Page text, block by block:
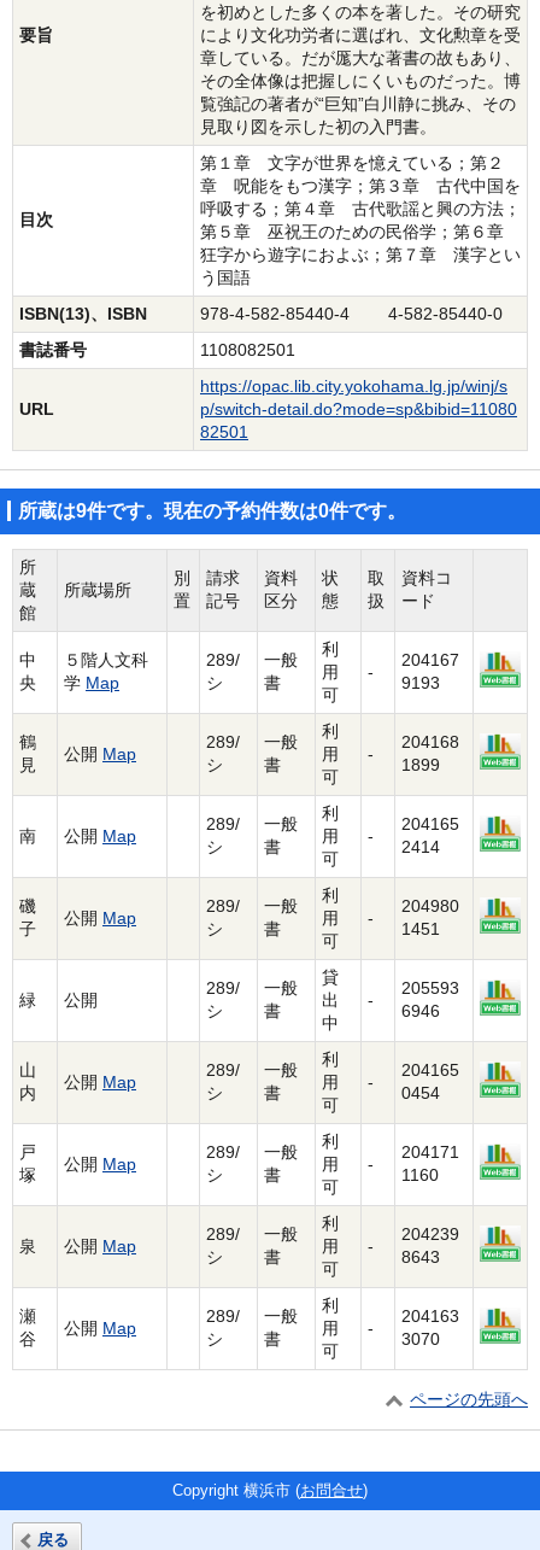
要旨
を初めとした多くの本を著した。その研究
により文化功労者に選ばれ、文化勲章を受
章している。だが厖大な著書の故もあり、
その全体像は把握しにくいものだった。博
覧強記の著者が“巨知”白川静に挑み、その
見取り図を示した初の入門書。
目次
第１章 文字が世界を憶えている；第２
章 呪能をもつ漢字；第３章 古代中国を
呼吸する；第４章 古代歌謡と興の方法；
第５章 巫祝王のための民俗学；第６章
狂字から遊字におよぶ；第７章 漢字とい
う国語
ISBN(13)、ISBN
978-4-582-85440-4 4-582-85440-0
書誌番号
1108082501
URL
https://opac.lib.city.yokohama.lg.jp/winj/s
p/switch-detail.do?mode=sp&bibid=11080
82501
所蔵は9件です。現在の予約件数は0件です。
所
蔵
館
所蔵場所
別
置
請求
記号
資料
区分
状
態
取
扱
資料コ
ード
中
央
５階人文科
学 Map
289/
シ
一般
書
利
用
可
-
204167
9193
鶴
見
公開 Map
289/
シ
一般
書
利
用
可
-
204168
1899
南 公開 Map
289/
シ
一般
書
利
用
可
-
204165
2414
磯
子
公開 Map
289/
シ
一般
書
利
用
可
-
204980
1451
緑 公開
289/
シ
一般
書
貸
出
中
-
205593
6946
山
内
公開 Map
289/
シ
一般
書
利
用
可
-
204165
0454
戸
塚
公開 Map
289/
シ
一般
書
利
用
可
-
204171
1160
泉 公開 Map
289/
シ
一般
書
利
用
可
-
204239
8643
瀬
谷
公開 Map
289/
シ
一般
書
利
用
可
-
204163
3070
ページの先頭へ
戻る
Copyright 横浜市 (お問合せ)